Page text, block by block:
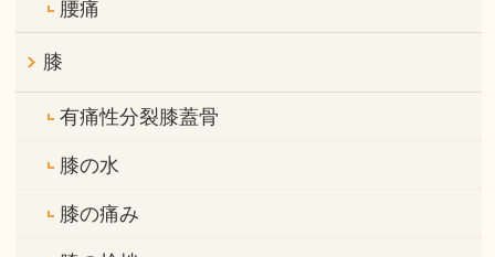
腰痛
膝
有痛性分裂膝蓋骨
膝の水
膝の痛み